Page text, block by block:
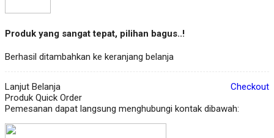
Produk yang sangat tepat, pilihan bagus..!
Berhasil ditambahkan ke keranjang belanja
Lanjut Belanja
Checkout
Produk Quick Order
Pemesanan dapat langsung menghubungi kontak dibawah: